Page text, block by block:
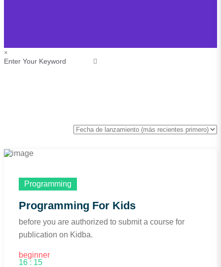
×
Programming
Programming For Kids
before you are authorized to submit a course for
publication on Kidba.
beginner
16 : 15